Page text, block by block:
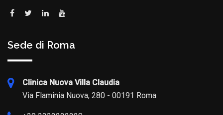
Sede di Roma
Clinica Nuova Villa Claudia
Via Flaminia Nuova, 280 - 00191 Roma